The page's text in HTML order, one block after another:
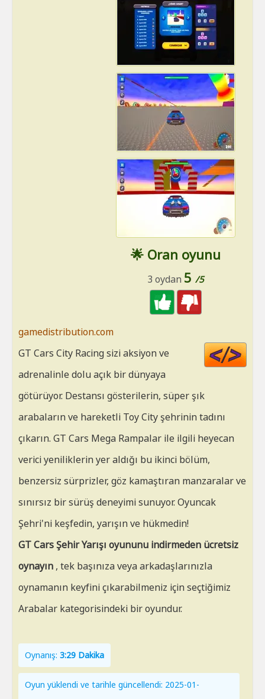
🌟 Oran oyunu
3 oydan 5 /5
gamedistribution.com
GT Cars City Racing sizi aksiyon ve
adrenalinle dolu açık bir dünyaya
götürüyor. Destansı gösterilerin, süper şık
arabaların ve hareketli Toy City şehrinin tadını
çıkarın. GT Cars Mega Rampalar ile ilgili heyecan
verici yeniliklerin yer aldığı bu ikinci bölüm,
benzersiz sürprizler, göz kamaştıran manzaralar ve
sınırsız bir sürüş deneyimi sunuyor. Oyuncak
Şehri'ni keşfedin, yarışın ve hükmedin!
GT Cars Şehir Yarışı oyununu indirmeden ücretsiz
oynayın , tek başınıza veya arkadaşlarınızla
oynamanın keyfini çıkarabilmeniz için seçtiğimiz
Arabalar kategorisindeki bir oyundur.
Oynanış: 3:29 Dakika
Oyun yüklendi ve tarihle güncellendi: 2025-01-